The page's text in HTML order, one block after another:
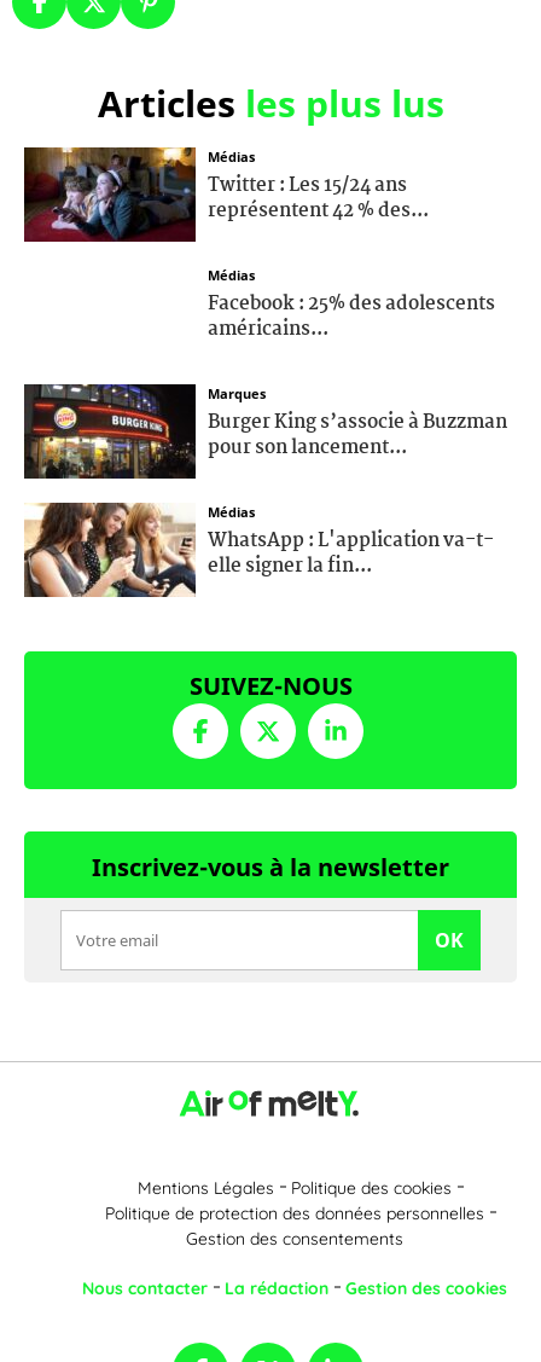
Articles les plus lus
Médias
Twitter : Les 15/24 ans
représentent 42 % des...
Médias
Facebook : 25% des adolescents
américains...
Marques
Burger King s’associe à Buzzman
pour son lancement...
Médias
WhatsApp : L'application va-t-
elle signer la fin...
SUIVEZ-NOUS
Inscrivez-vous à la newsletter
OK
Mentions Légales
Politique des cookies
Politique de protection des données personnelles
Gestion des consentements
Nous contacter La rédaction Gestion des cookies